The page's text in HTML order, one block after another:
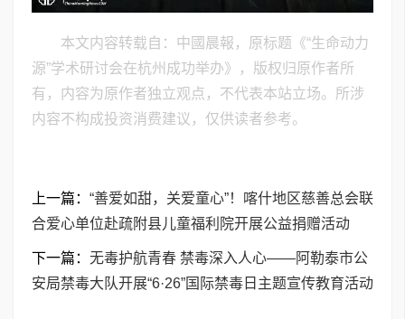
本文内容转载自：中國晨報，原标题《“生命动力
源”学术研讨会在杭州成功举办》，版权归原作者所
有，内容为原作者独立观点，不代表本站立场。所涉
内容不构成投资消费建议，仅供读者参考。
上一篇： “善爱如甜，关爱童心”！喀什地区慈善总会联
合爱心单位赴疏附县儿童福利院开展公益捐赠活动
下一篇： 无毒护航青春 禁毒深入人心——阿勒泰市公
安局禁毒大队开展“6·26”国际禁毒日主题宣传教育活动